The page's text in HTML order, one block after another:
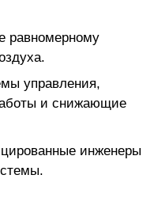
равномерному
управления,
и снижающие
инженеры